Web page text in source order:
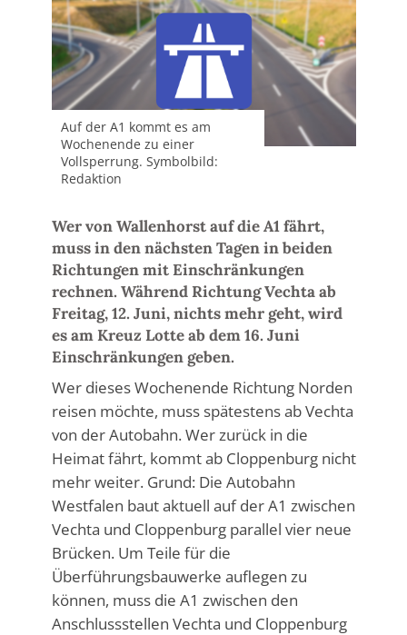
Auf der A1 kommt es am
Wochenende zu einer
Vollsperrung. Symbolbild:
Redaktion
Wer von Wallenhorst auf die A1 fährt,
muss in den nächsten Tagen in beiden
Richtungen mit Einschränkungen
rechnen. Während Richtung Vechta ab
Freitag, 12. Juni, nichts mehr geht, wird
es am Kreuz Lotte ab dem 16. Juni
Einschränkungen geben.
Wer dieses Wochenende Richtung Norden
reisen möchte, muss spätestens ab Vechta
von der Autobahn. Wer zurück in die
Heimat fährt, kommt ab Cloppenburg nicht
mehr weiter. Grund: Die Autobahn
Westfalen baut aktuell auf der A1 zwischen
Vechta und Cloppenburg parallel vier neue
Brücken. Um Teile für die
Überführungsbauwerke auflegen zu
können, muss die A1 zwischen den
Anschlussstellen Vechta und Cloppenburg